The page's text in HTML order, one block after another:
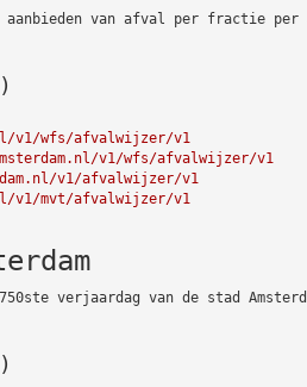
van afval per fractie per
v1/wfs/afvalwijzer/v1
v1/wfs/afvalwijzer/v1
v1/afvalwijzer/v1
v1/mvt/afvalwijzer/v1
verjaardag van de stad